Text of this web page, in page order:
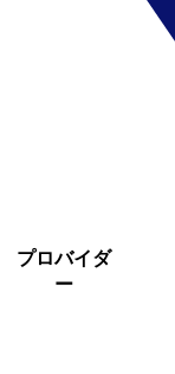
プロバイダ
ー